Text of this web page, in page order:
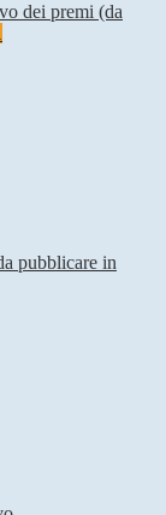
dei premi (da
pubblicare in